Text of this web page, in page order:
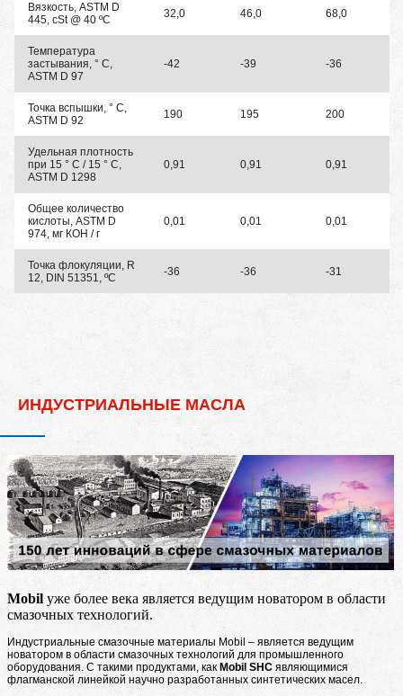
Вязкость, ASTM D
445, cSt @ 40 ºC
32,0 46,0 68,0
Температура
застывания, ° C,
ASTM D 97
-42 -39 -36
Точка вспышки, ° C,
ASTM D 92
190 195 200
Удельная плотность
при 15 ° С / 15 ° С,
ASTM D 1298
0,91 0,91 0,91
Общее количество
кислоты, ASTM D
974, мг КОН / г
0,01 0,01 0,01
Точка флокуляции, R
12, DIN 51351, ºC
-36 -36 -31
ИНДУСТРИАЛЬНЫЕ МАСЛА
Mobil уже более века является ведущим новатором в области
смазочных технологий.
Индустриальные смазочные материалы Mobil – является ведущим
новатором в области смазочных технологий для промышленного
оборудования. С такими продуктами, как Mobil SHC являющимися
флагманской линейкой научно разработанных синтетических масел.